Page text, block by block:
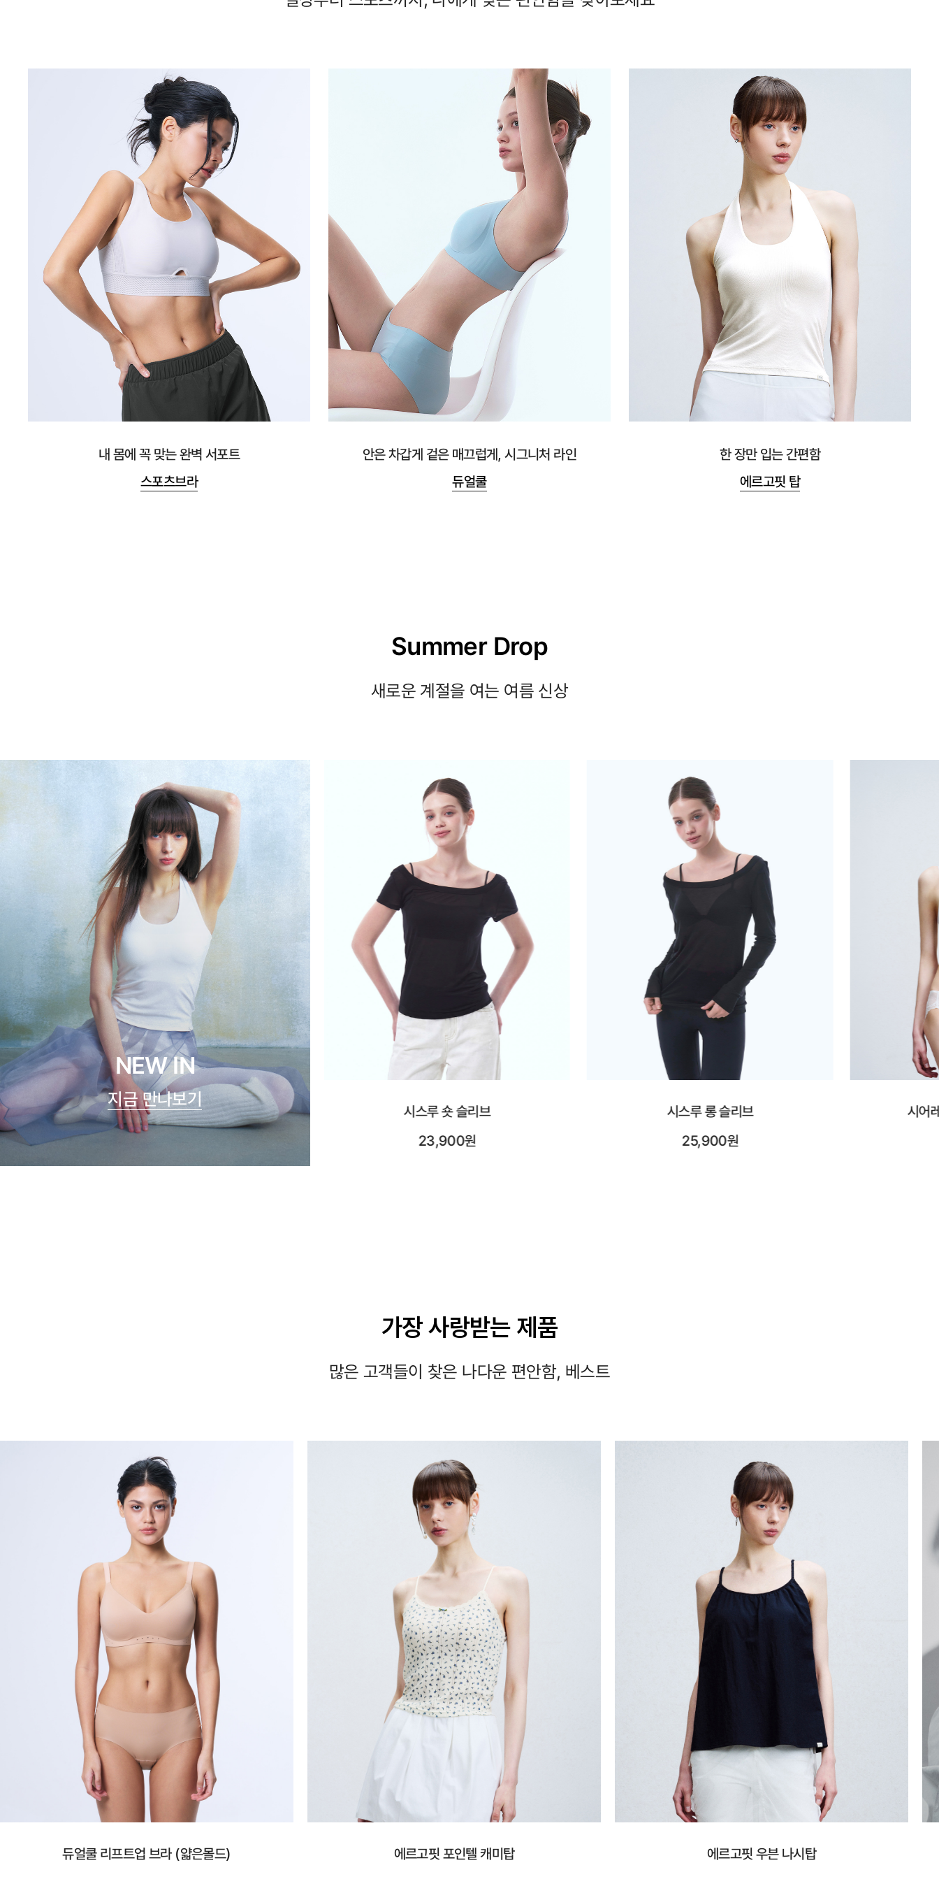
내 몸에 꼭 맞는 완벽 서포트
스포츠브라
안은 차갑게 겉은 매끄럽게, 시그니처 라인
듀얼쿨
한 장만 입는 간편함
에르고핏 탑
Summer Drop
새로운 계절을 여는 여름 신상
NEW IN
지금 만나보기
시스루 숏 슬리브
시스루 롱 슬리브
25,900원
시어레이스 브이넥 브라렛
42,900원
시어
가장 사랑받는 제품
많은 고객들이 찾은 나다운 편안함, 베스트
듀얼쿨 리프트업 브라 (얇은몰드) 에르고핏 포인텔 캐미탑 에르고핏 우븐 나시탑